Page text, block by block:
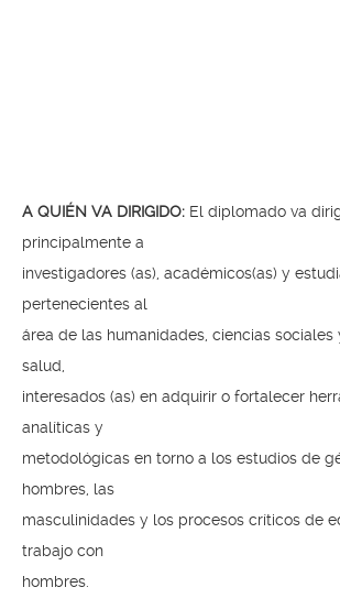
A QUIÉN VA DIRIGIDO: El diplomado va
principalmente a
investigadores (as), académicos(as) y
pertenecientes al
área de las humanidades, ciencias sociales
salud,
interesados (as) en adquirir o fortalecer
analíticas y
metodológicas en torno a los estudios de
hombres, las
masculinidades y los procesos críticos de
trabajo con
hombres.